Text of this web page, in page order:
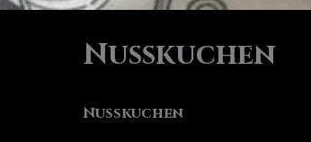
Nusskuchen
Nusskuchen